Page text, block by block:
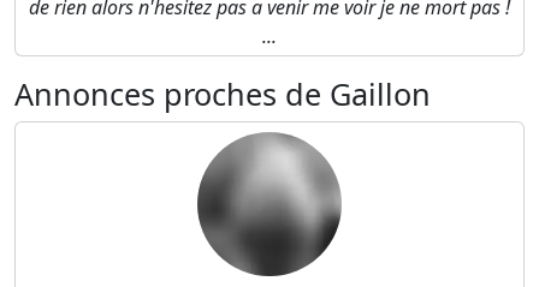
de rien alors n'hesitez pas a venir me voir je ne mort pas !
...
Annonces proches de Gaillon